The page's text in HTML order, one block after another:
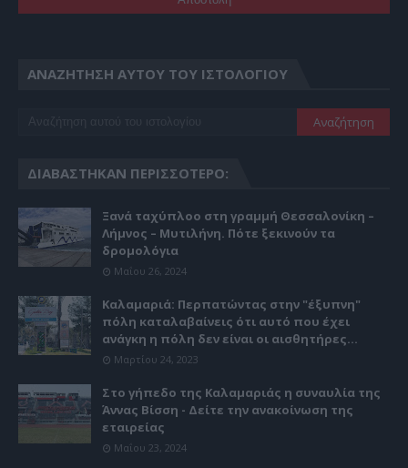
ΑΝΑΖΉΤΗΣΗ ΑΥΤΟΎ ΤΟΥ ΙΣΤΟΛΟΓΊΟΥ
ΔΙΑΒΆΣΤΗΚΑΝ ΠΕΡΙΣΣΌΤΕΡΟ:
Ξανά ταχύπλοο στη γραμμή Θεσσαλονίκη –
Λήμνος – Μυτιλήνη. Πότε ξεκινούν τα
δρομολόγια
Μαΐου 26, 2024
Καλαμαριά: Περπατώντας στην "έξυπνη"
πόλη καταλαβαίνεις ότι αυτό που έχει
ανάγκη η πόλη δεν είναι οι αισθητήρες...
Μαρτίου 24, 2023
Στο γήπεδο της Καλαμαριάς η συναυλία της
Άννας Βίσση - Δείτε την ανακοίνωση της
εταιρείας
Μαΐου 23, 2024